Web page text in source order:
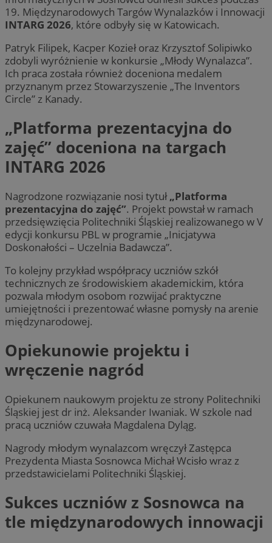
19. Międzynarodowych Targów Wynalazków i Innowacji
INTARG 2026, które odbyły się w Katowicach.
Patryk Filipek, Kacper Kozieł oraz Krzysztof Solipiwko
zdobyli wyróżnienie w konkursie „Młody Wynalazca”.
Ich praca została również doceniona medalem
przyznanym przez Stowarzyszenie „The Inventors
Circle” z Kanady.
„Platforma prezentacyjna do
zajęć” doceniona na targach
INTARG 2026
Nagrodzone rozwiązanie nosi tytuł„Platforma
prezentacyjna do zajęć”. Projekt powstał w ramach
przedsięwzięcia Politechniki Śląskiej realizowanego w V
edycji konkursu PBL w programie „Inicjatywa
Doskonałości – Uczelnia Badawcza”.
To kolejny przykład współpracy uczniów szkół
technicznych ze środowiskiem akademickim, która
pozwala młodym osobom rozwijać praktyczne
umiejętności i prezentować własne pomysły na arenie
międzynarodowej.
Opiekunowie projektu i
wręczenie nagród
Opiekunem naukowym projektu ze strony Politechniki
Śląskiej jest dr inż. Aleksander Iwaniak. W szkole nad
pracą uczniów czuwała Magdalena Dyląg.
Nagrody młodym wynalazcom wręczył Zastępca
Prezydenta Miasta Sosnowca Michał Wcisło wraz z
przedstawicielami Politechniki Śląskiej.
Sukces uczniów z Sosnowca na
tle międzynarodowych innowacji